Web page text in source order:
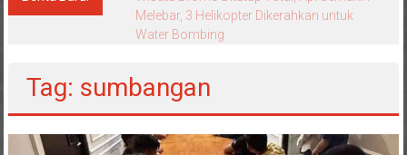
Melebar, 3 Helikopter Dikerahkan untuk
Water Bombing
Tag: sumbangan